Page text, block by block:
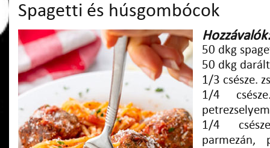
Spagetti és húsgombócok
Hozzávalók:
50 dkg
50 dkg
1/3 csésze.
1/4
1/4